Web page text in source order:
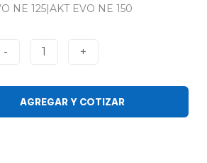
NE 125|AKT EVO NE 150
- 1 +
AGREGAR Y COTIZAR